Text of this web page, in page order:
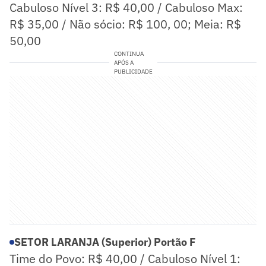
Cabuloso Nível 3: R$ 40,00 / Cabuloso Max:
R$ 35,00 / Não sócio: R$ 100, 00; Meia: R$
50,00
CONTINUA
APÓS A
PUBLICIDADE
SETOR LARANJA (Superior) Portão F
Time do Povo: R$ 40,00 / Cabuloso Nível 1: